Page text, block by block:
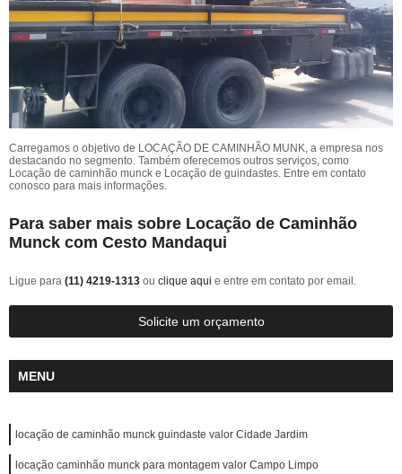
Carregamos o objetivo de LOCAÇÃO DE CAMINHÃO MUNK, a empresa nos
destacando no segmento. Também oferecemos outros serviços, como
Locação de caminhão munck e Locação de guindastes. Entre em contato
conosco para mais informações.
Para saber mais sobre Locação de Caminhão
Munck com Cesto Mandaqui
Ligue para (11) 4219-1313 ou clique aqui e entre em contato por email.
Solicite um orçamento
MENU
locação de caminhão munck guindaste valor Cidade Jardim
locação caminhão munck para montagem valor Campo Limpo